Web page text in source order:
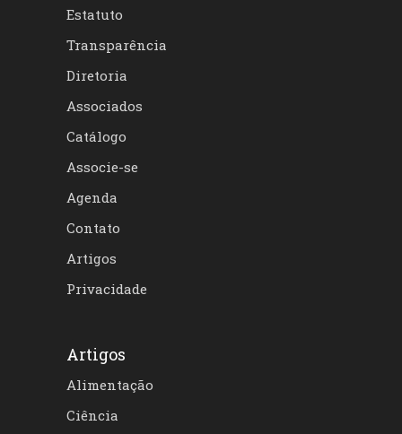
Estatuto
Transparência
Diretoria
Associados
Catálogo
Associe-se
Agenda
Contato
Artigos
Privacidade
Artigos
Alimentação
Ciência